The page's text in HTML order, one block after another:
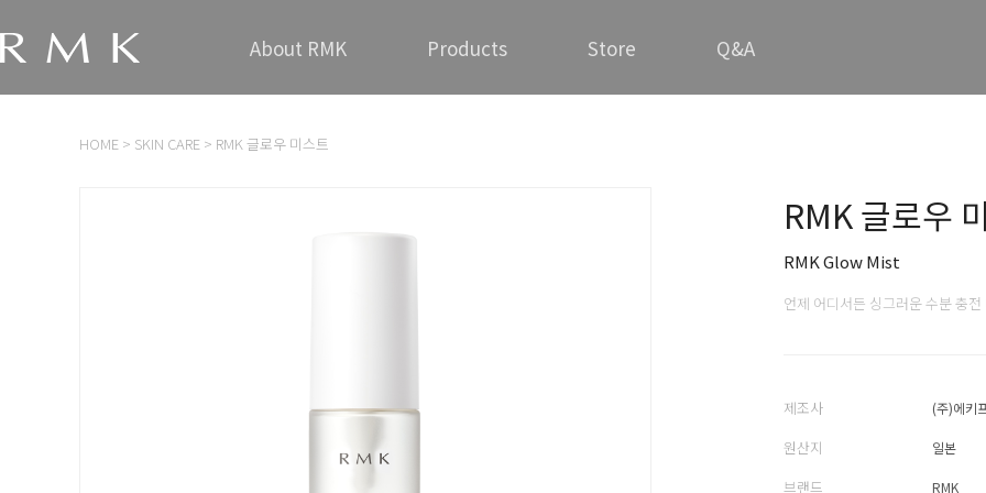
About RMK Products Store Q&A
HOME > SKIN CARE > RMK 글로우 미스트
RMK 글로우
RMK Glow Mist
언제 어디서든 싱그러운 수분 충전
제조사 (주)에키
원산지 일본
브랜드 RMK